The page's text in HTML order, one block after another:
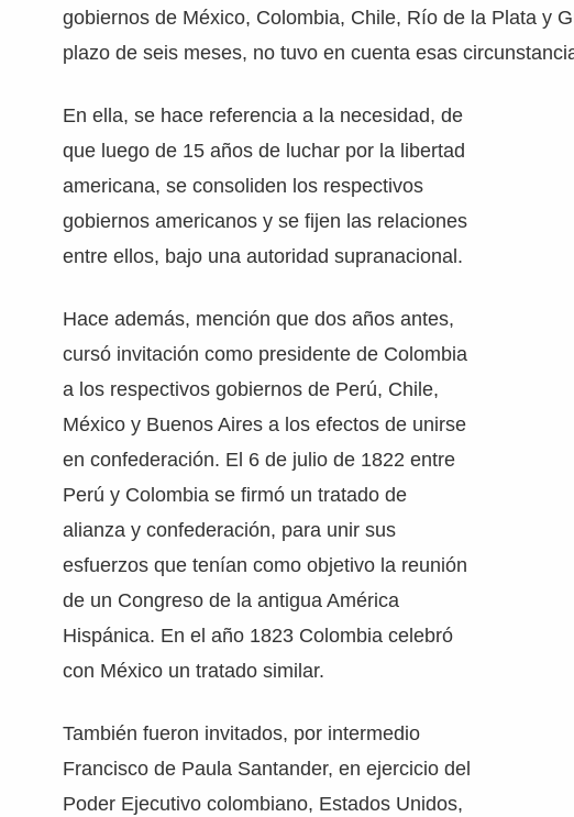
gobiernos de México, Colombia, Chile, Río de la Plata y
plazo de seis meses, no tuvo en cuenta esas
En ella, se hace referencia a la necesidad, de
que luego de 15 años de luchar por la libertad
americana, se consoliden los respectivos
gobiernos americanos y se fijen las relaciones
entre ellos, bajo una autoridad supranacional.
Hace además, mención que dos años antes,
cursó invitación como presidente de Colombia
a los respectivos gobiernos de Perú, Chile,
México y Buenos Aires a los efectos de unirse
en confederación. El 6 de julio de 1822 entre
Perú y Colombia se firmó un tratado de
alianza y confederación, para unir sus
esfuerzos que tenían como objetivo la reunión
de un Congreso de la antigua América
Hispánica. En el año 1823 Colombia celebró
con México un tratado similar.
También fueron invitados, por intermedio
Francisco de Paula Santander, en ejercicio del
Poder Ejecutivo colombiano, Estados Unidos,